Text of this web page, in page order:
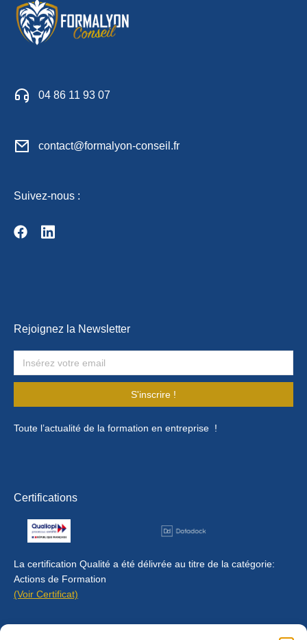
04 86 11 93 07
contact@formalyon-conseil.fr
Suivez-nous :
Rejoignez la Newsletter
S'inscrire !
Toute l’actualité de la formation en entreprise !
Certifications
La certification Qualité a été délivrée au titre de la catégorie:
Actions de Formation
(Voir Certificat)